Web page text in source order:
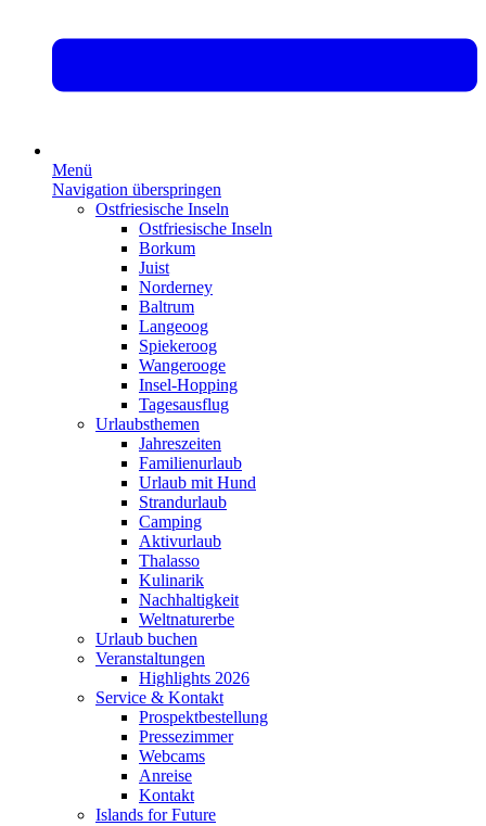
Menü
Navigation überspringen
Ostfriesische Inseln
Ostfriesische Inseln
Borkum
Juist
Norderney
Baltrum
Langeoog
Spiekeroog
Wangerooge
Insel-Hopping
Tagesausflug
Urlaubsthemen
Jahreszeiten
Familienurlaub
Urlaub mit Hund
Strandurlaub
Camping
Aktivurlaub
Thalasso
Kulinarik
Nachhaltigkeit
Weltnaturerbe
Urlaub buchen
Veranstaltungen
Highlights 2026
Service & Kontakt
Prospektbestellung
Pressezimmer
Webcams
Anreise
Kontakt
Islands for Future